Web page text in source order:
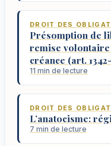
DROIT DES
Présomption de
remise
créance (art.
11 min de lecture
DROIT DES
L’anatocisme:
7 min de lecture